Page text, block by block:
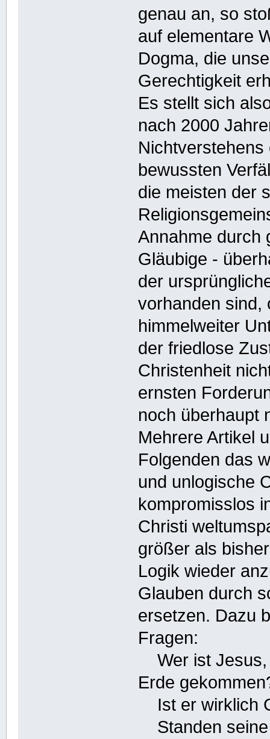
genau an, so
auf elementare
Dogma, die
Gerechtigkeit
Es stellt sich
nach 2000
bewussten
die meisten der
Annahme durch
Gläubige -
der
vorhanden sind,
himmelweiter
der friedlose
Christenheit
ernsten
noch überhaupt
Mehrere Artikel
Folgenden das
und unlogische
kompromisslos
Christi
größer als
Logik wieder
Glauben durch
ersetzen. Dazu
Fragen:
Wer ist Jesus,
Erde
Ist er wirklich
Standen seine